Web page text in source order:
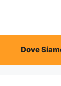
Dove